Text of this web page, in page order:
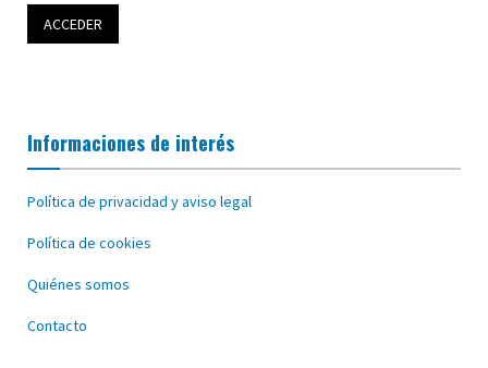
Informaciones de interés
Política de privacidad y aviso legal
Política de cookies
Quiénes somos
Contacto